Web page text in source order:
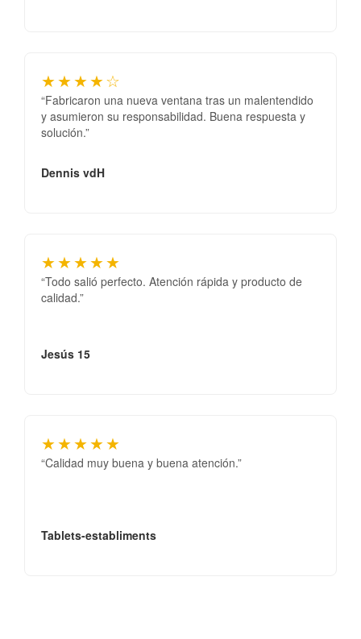
★★★★☆
“Fabricaron una nueva ventana tras un malentendido
y asumieron su responsabilidad. Buena respuesta y
solución.”
Dennis vdH
★★★★★
“Todo salió perfecto. Atención rápida y producto de
calidad.”
Jesús 15
★★★★★
“Calidad muy buena y buena atención.”
Tablets-establiments